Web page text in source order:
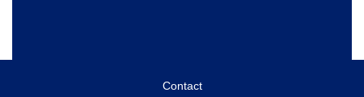
Contact